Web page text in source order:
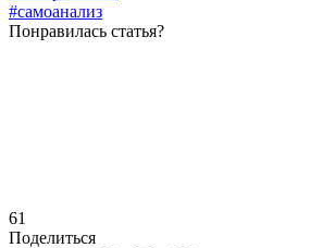
#самоанализ
Понравилась статья?
61
Поделиться